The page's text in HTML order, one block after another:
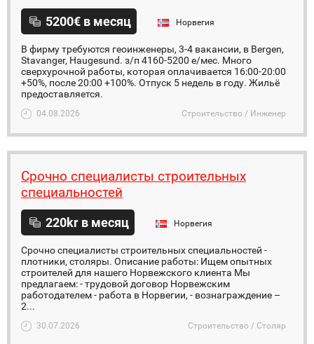
5200€ в месяц Норвегия
В фирму требуются геоинженеры, 3-4 вакансии, в Bergen,
Stavanger, Haugesund. з/п 4160-5200 е/мес. Много
сверхурочной работы, которая оплачивается 16:00-20:00
+50%, после 20:00 +100%. Отпуск 5 недель в году. Жильё
предоставляется.
04.08.2026 Строительство / Инженер
Срочно специалисты строительных
специальностей
220kr в месяц Норвегия
Срочно специалисты строительных специальностей -
плотники, столяры. Описание работы: Ищем опытных
строителей для нашего Норвежского клиента Мы
предлагаем: - трудовой договор Норвежским
работодателем - работа в Норвегии, - вознаграждение –
2...
30.07.2026 Строительство / Столяр